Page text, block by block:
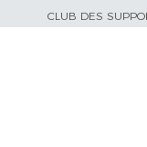
CLUB DES